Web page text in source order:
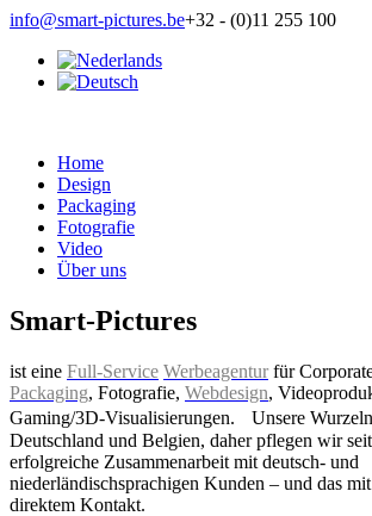
info@smart-pictures.be+32 - (0)11 255 100
Home
Design
Packaging
Fotografie
Video
Über uns
Smart-Pictures
ist eine Full-Service Werbeagentur für
Packaging, Fotografie, Webdesign,
Gaming/3D-Visualisierungen. Unsere
Deutschland und Belgien, daher pflegen wir
erfolgreiche Zusammenarbeit mit deutsch- und
niederländischsprachigen Kunden – und das
direktem Kontakt.